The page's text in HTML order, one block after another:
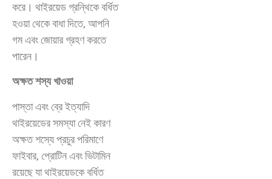
করে। থাইরয়েড গ্রন্থিকে বর্ধিত
হওয়া থেকে বাধা দিতে, আপনি
গম এবং জোয়ার গ্রহণ করতে
পারেন।
অক্ষত শস্য খাওয়া
পাস্তা এবং ব্রে ইত্যাদি
থাইরয়েডের সমস্যা নেই কারণ
অক্ষত শস্যে প্রচুর পরিমাণে
ফাইবার, প্রোটিন এবং ভিটামিন
রয়েছে যা থাইরয়েডকে বর্ধিত